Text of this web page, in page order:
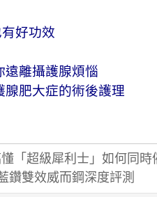
好功效
遠離攝護腺煩惱
腺肥大症的術後護理
「超級犀利士」如何同
鑽雙效威而鋼深度評測